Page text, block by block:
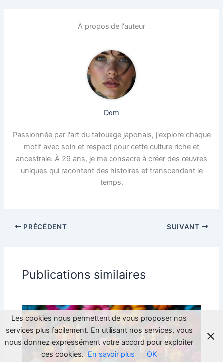
À propos de l'auteur
Dom
Passionnée par l'art du tatouage japonais, j'explore chaque
motif avec soin et respect pour cette culture riche et
ancestrale. À 29 ans, je me consacre à créer des œuvres
uniques qui racontent des histoires et transcendent le
temps.
PRÉCÉDENT SUIVANT
Publications similaires
Les cookies nous permettent de vous proposer nos
services plus facilement. En utilisant nos services, vous
nous donnez expressément votre accord pour exploiter
ces cookies. En savoir plus OK